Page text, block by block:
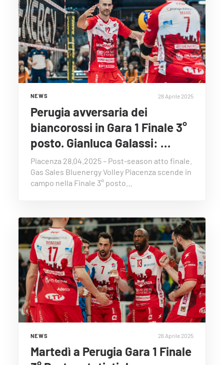
NEWS 28 Aprile 2025
Perugia avversaria dei
biancorossi in Gara 1 Finale 3°
posto. Gianluca Galassi: …
Piacenza 28.04.2025 – Post-season atto finale.
Gas Sales Bluenergy Volley Piacenza scende in
campo nella Finale 3° posto…
NEWS 26 Aprile 2025
Martedì a Perugia Gara 1 Finale